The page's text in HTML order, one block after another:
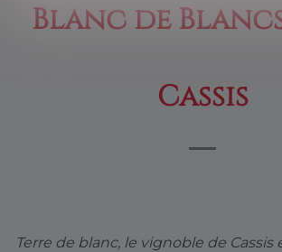
Blanc de
Cassis
Terre de blanc, le vignoble de